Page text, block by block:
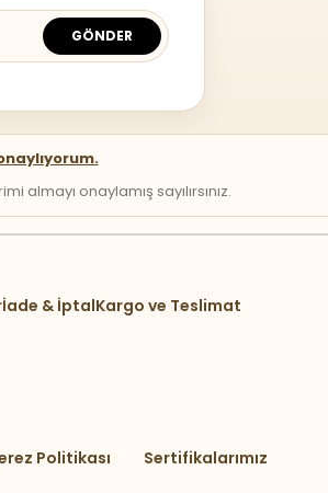
GÖNDER
onaylamış sayılırsınız.
İade & İptalKargo ve Teslimat
Politikası Sertifikalarımız